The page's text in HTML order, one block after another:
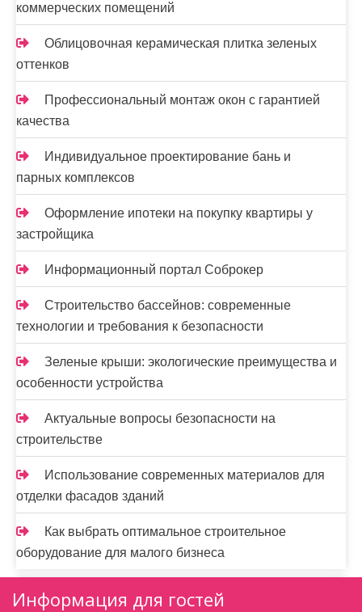
коммерческих помещений
Облицовочная керамическая плитка зеленых
оттенков
Профессиональный монтаж окон с гарантией
качества
Индивидуальное проектирование бань и
парных комплексов
Оформление ипотеки на покупку квартиры у
застройщика
Информационный портал Соброкер
Строительство бассейнов: современные
технологии и требования к безопасности
Зеленые крыши: экологические преимущества и
особенности устройства
Актуальные вопросы безопасности на
строительстве
Использование современных материалов для
отделки фасадов зданий
Как выбрать оптимальное строительное
оборудование для малого бизнеса
Информация для гостей